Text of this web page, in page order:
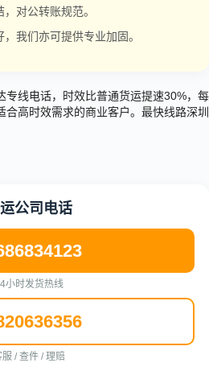
对公转账规范。
我们亦可提供专业加固。
专线电话，时效比普通货运提速30%，每
合高时效需求的商业客户。最快线路深圳
公司电话
小时发货热线
服 / 查件 / 理赔